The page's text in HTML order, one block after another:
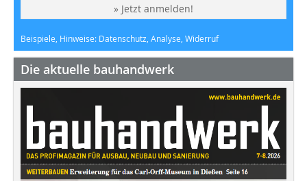
» Jetzt anmelden!
Beispiele, Hinweise: Datenschutz, Analyse, Widerruf
Die aktuelle bauhandwerk